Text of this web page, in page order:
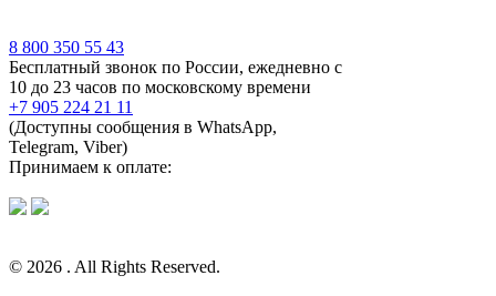
8 800 350 55 43
Бесплатный звонок по России, ежедневно с
10 до 23 часов по московскому времени
+7 905 224 21 11
(Доступны сообщения в WhatsApp,
Telegram, Viber)
Принимаем к оплате:
© 2026 . All Rights Reserved.